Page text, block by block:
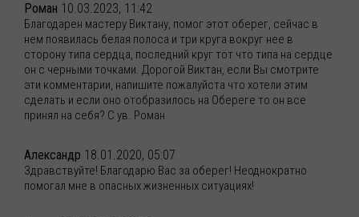
Роман 10.03.2023, 11:42
Благодарен мастеру Виктану, помог этот оберег, сейчас в
нем появилась белая полоса и три круга вокруг нее в
сторону типа сердца, последний круг тот что типа на сердце
он с черными точками. Дорогой Виктан, если Вы смотрите
эти комментарии, напишите пожалуйста что хотели этим
сделать и если оно отобразилось на Обереге то он все
принял на себя? С ув. Роман
Александр 18.01.2020, 05:07
Здравствуйте! Благодарю Вас за оберег! Неоднократно
помогал мне в опасных жизненных ситуациях!